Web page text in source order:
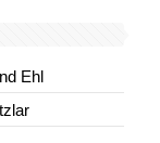
Ehl